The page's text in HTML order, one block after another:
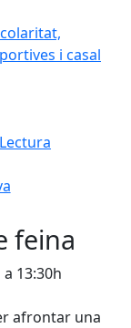
i casal
feina
13:30h
afrontar una